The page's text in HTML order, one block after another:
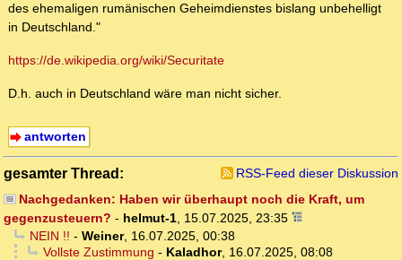
des ehemaligen rumänischen Geheimdienstes bislang unbehelligt
in Deutschland."
https://de.wikipedia.org/wiki/Securitate
D.h. auch in Deutschland wäre man nicht sicher.
antworten
gesamter Thread:
RSS-Feed dieser Diskussion
Nachgedanken: Haben wir überhaupt noch die Kraft, um
gegenzusteuern? - helmut-1, 15.07.2025, 23:35
NEIN !! - Weiner, 16.07.2025, 00:38
Vollste Zustimmung - Kaladhor, 16.07.2025, 08:08